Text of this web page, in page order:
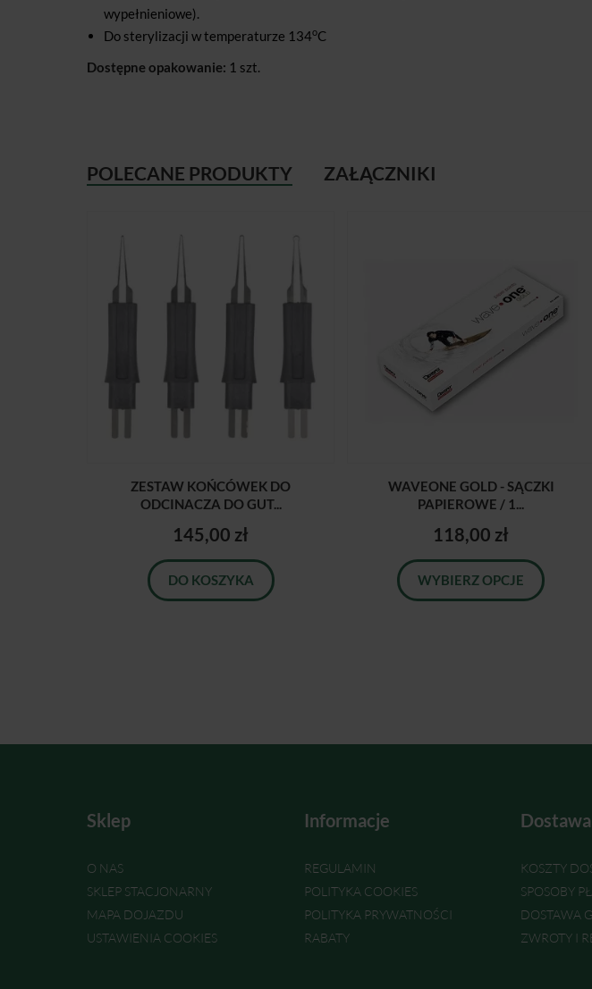
wypełnieniowe).
Do sterylizacji w temperaturze 134oC
Dostępne opakowanie: 1 szt.
POLECANE PRODUKTY ZAŁĄCZNIKI
ZESTAW KOŃCÓWEK DO
ODCINACZA DO GUT...
145,00 zł
DO KOSZYKA
WAVEONE GOLD - SĄCZKI
PAPIEROWE / 1...
118,00 zł
WYBIERZ OPCJE
Sklep
O NAS
SKLEP STACJONARNY
MAPA DOJAZDU
USTAWIENIA COOKIES
Informacje
REGULAMIN
POLITYKA COOKIES
POLITYKA PRYWATNOŚCI
RABATY
KOSZTY
SPOSOBY
DOSTAWA
ZWROTY I